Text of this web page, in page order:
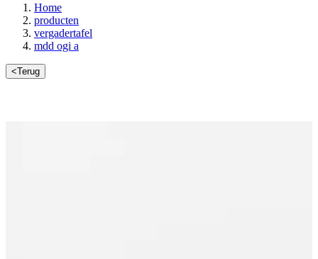
Home
producten
vergadertafel
mdd ogi a
<Terug